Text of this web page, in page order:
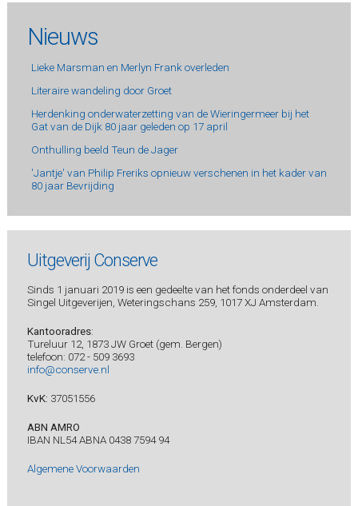
Nieuws
Lieke Marsman en Merlyn Frank overleden
Literaire wandeling door Groet
Herdenking onderwaterzetting van de Wieringermeer bij het
Gat van de Dijk 80 jaar geleden op 17 april
Onthulling beeld Teun de Jager
'Jantje' van Philip Freriks opnieuw verschenen in het kader van
80 jaar Bevrijding
Uitgeverij Conserve
Sinds 1 januari 2019 is een gedeelte van het fonds onderdeel van
Singel Uitgeverijen, Weteringschans 259, 1017 XJ Amsterdam.
Kantooradres:
Tureluur 12, 1873 JW Groet (gem. Bergen)
telefoon: 072 - 509 3693
info@conserve.nl
KvK: 37051556
ABN AMRO
IBAN NL54 ABNA 0438 7594 94
Algemene Voorwaarden